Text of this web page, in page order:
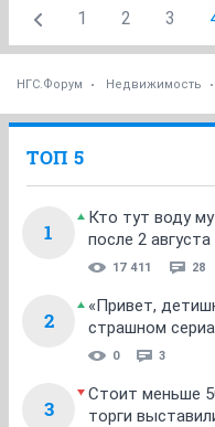
1 2 3
НГС.Форум Недвижимость
ТОП 5
1
Кто тут воду
после 2 августа
17 411 28
2
«Привет,
страшном
0 3
3
Стоит меньше
торги